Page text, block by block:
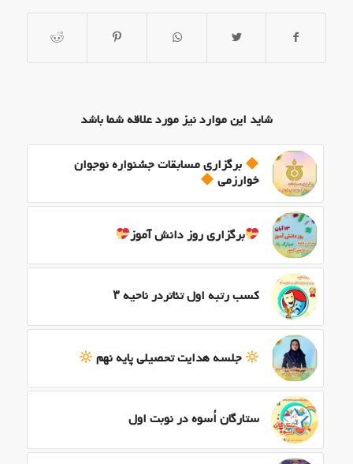
شاید این موارد نیز مورد علاقه شما باشد
برگزاری مسابقات جشنواره نوجوان
خوارزمی
برگزاری روز دانش آموز
کسب رتبه اول تئاتردر ناحیه ۳
جلسه هدایت تحصیلی پایه نهم
ستارگان اُسوه در نوبت اول